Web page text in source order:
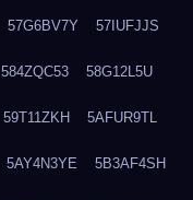
57G6BV7Y 57IUFJJS
584ZQC53 58G12L5U
59T11ZKH 5AFUR9TL
5AY4N3YE 5B3AF4SH